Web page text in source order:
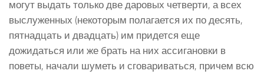
могут выдать только две даровых четверти, а всех
выслуженных (некоторым полагается их по десять,
пятнадцать и двадцать) им придется еще
дожидаться или же брать на них ассигановки в
поветы, начали шуметь и сговариваться, причем всю